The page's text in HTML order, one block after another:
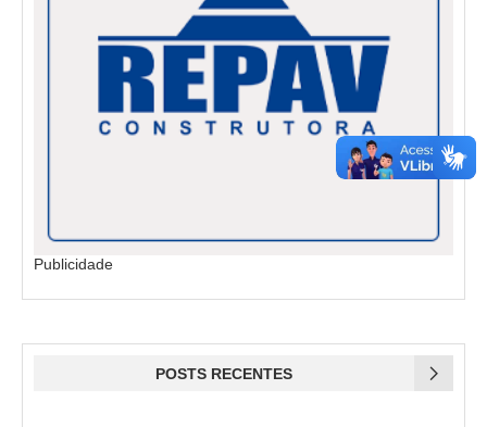
Publicidade
POSTS RECENTES